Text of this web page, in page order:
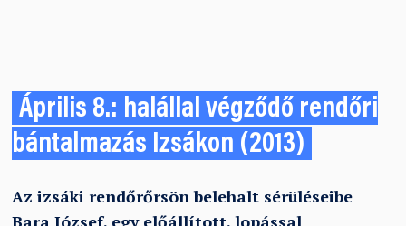
Április 8.: halállal végződő rendőri
bántalmazás Izsákon (2013)
Az izsáki rendőrőrsön belehalt sérüléseibe
Bara József, egy előállított, lopással